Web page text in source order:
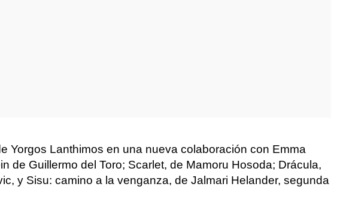
Yorgos Lanthimos en una nueva colaboración con Emma
de Guillermo del Toro; Scarlet, de Mamoru Hosoda; Drácula,
y Sisu: camino a la venganza, de Jalmari Helander, segunda